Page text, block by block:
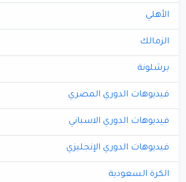
الأهلي
الزمالك
برشلونة
فيديوهات الدوري المصري
فيديوهات الدوري الاسباني
فيديوهات الدوري الإنجليزي
الكرة السعودية